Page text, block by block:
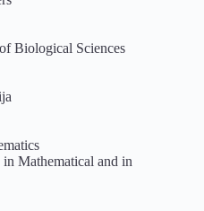
Biological Sciences
Mathematical and in